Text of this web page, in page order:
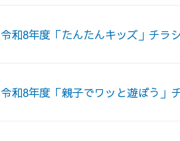
令和8年度「たんたんキッズ」チラ
令和8年度「親子でワッと遊ぼう」